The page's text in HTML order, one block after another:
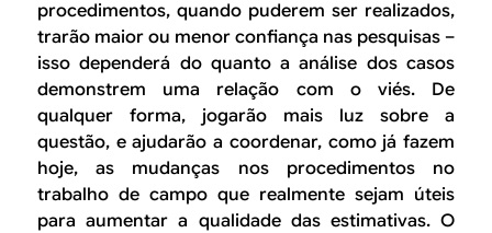
procedimentos, quando puderem ser realizados,
trarão maior ou menor confiança nas pesquisas –
isso dependerá do quanto a análise dos casos
demonstrem uma relação com o viés. De
qualquer forma, jogarão mais luz sobre a
questão, e ajudarão a coordenar, como já fazem
hoje, as mudanças nos procedimentos no
trabalho de campo que realmente sejam úteis
para aumentar a qualidade das estimativas. O